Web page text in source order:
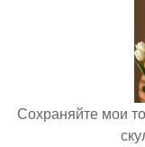
Сохраняйте мои